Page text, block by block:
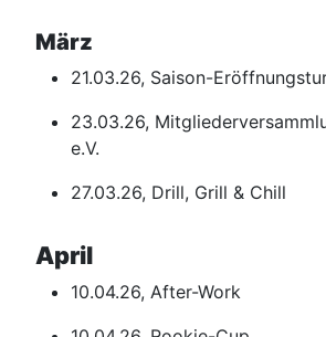
März
21.03.26, Saison-
23.03.26,
e.V.
27.03.26, Drill, Grill & Chill
April
10.04.26, After-Work